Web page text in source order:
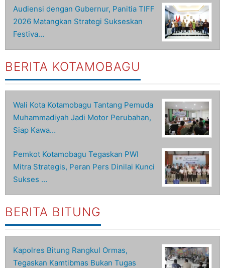
Audiensi dengan Gubernur, Panitia TIFF
2026 Matangkan Strategi Sukseskan
Festiva…
BERITA KOTAMOBAGU
Wali Kota Kotamobagu Tantang Pemuda
Muhammadiyah Jadi Motor Perubahan,
Siap Kawa…
Pemkot Kotamobagu Tegaskan PWI
Mitra Strategis, Peran Pers Dinilai Kunci
Sukses …
BERITA BITUNG
Kapolres Bitung Rangkul Ormas,
Tegaskan Kamtibmas Bukan Tugas